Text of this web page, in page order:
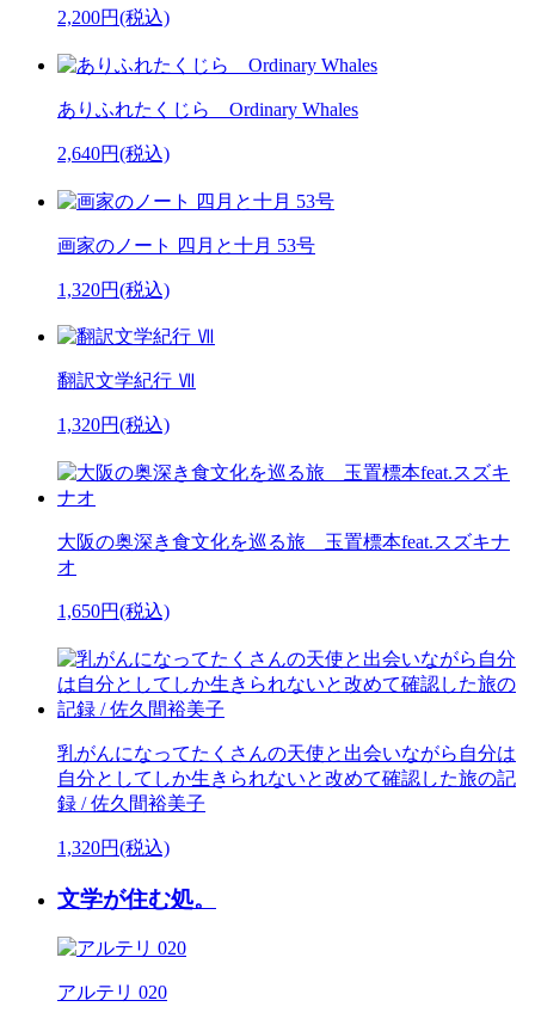
2,200円(税込)
ありふれたくじら Ordinary Whales
2,640円(税込)
画家のノート 四月と十月 53号
1,320円(税込)
翻訳文学紀行 Ⅶ
1,320円(税込)
大阪の奥深き食文化を巡る旅 玉置標本feat.スズキナ
オ
1,650円(税込)
乳がんになってたくさんの天使と出会いながら自分は
自分としてしか生きられないと改めて確認した旅の記
録 / 佐久間裕美子
1,320円(税込)
文学が住む処。
アルテリ 020